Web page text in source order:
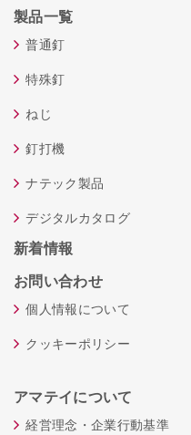
製品一覧
普通釘
特殊釘
ねじ
釘打機
ナテック製品
デジタルカタログ
新着情報
お問い合わせ
個人情報について
クッキーポリシー
アマテイについて
経営理念・企業行動基準